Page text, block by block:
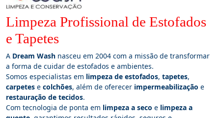
Limpeza Profissional de Estofados
e Tapetes
A Dream Wash nasceu em 2004 com a missão de transformar
a forma de cuidar de estofados e ambientes.
Somos especialistas em limpeza de estofados, tapetes,
carpetes e colchões, além de oferecer impermeabilização e
restauração de tecidos.
Com tecnologia de ponta em limpeza a seco e limpeza a